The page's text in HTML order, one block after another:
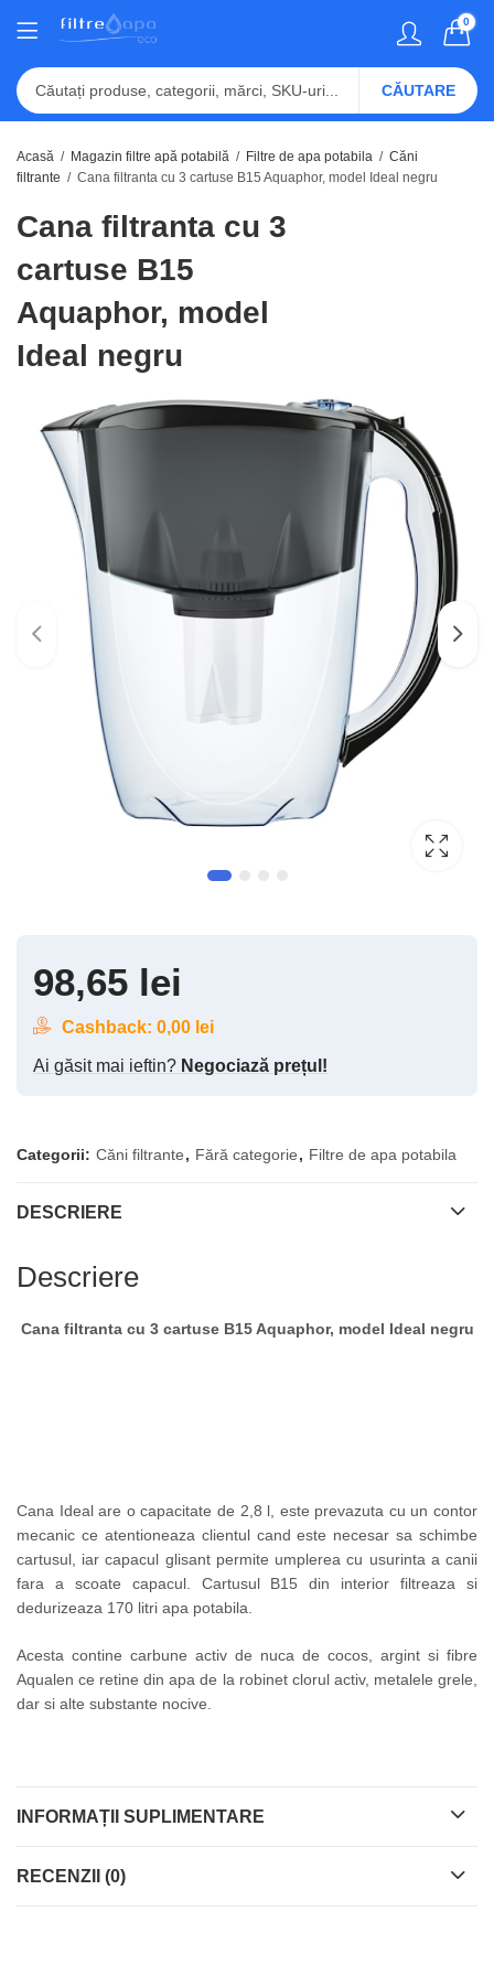
0
CĂUTARE
Acasă Magazin filtre apă potabilă Filtre de apa potabila
Căni
filtrante
Cana filtranta cu 3 cartuse B15 Aquaphor, model Ideal negru
Cana filtranta cu 3
cartuse B15
Aquaphor, model
Ideal negru
98,65 lei
Cashback: 0,00 lei
Ai găsit mai ieftin? Negociază prețul!
Categorii: Căni filtrante, Fără categorie, Filtre de apa potabila
DESCRIERE
Descriere
Cana filtranta cu 3 cartuse B15 Aquaphor, model Ideal negru
Cana Ideal are o capacitate de 2,8 l, este prevazuta cu un contor
mecanic ce atentioneaza clientul cand este necesar sa schimbe
cartusul, iar capacul glisant permite umplerea cu usurinta a canii
fara a scoate capacul. Cartusul B15 din interior filtreaza si
dedurizeaza 170 litri apa potabila.
Acesta contine carbune activ de nuca de cocos, argint si fibre
Aqualen ce retine din apa de la robinet clorul activ, metalele grele,
dar si alte substante nocive.
INFORMAȚII SUPLIMENTARE
RECENZII (0)